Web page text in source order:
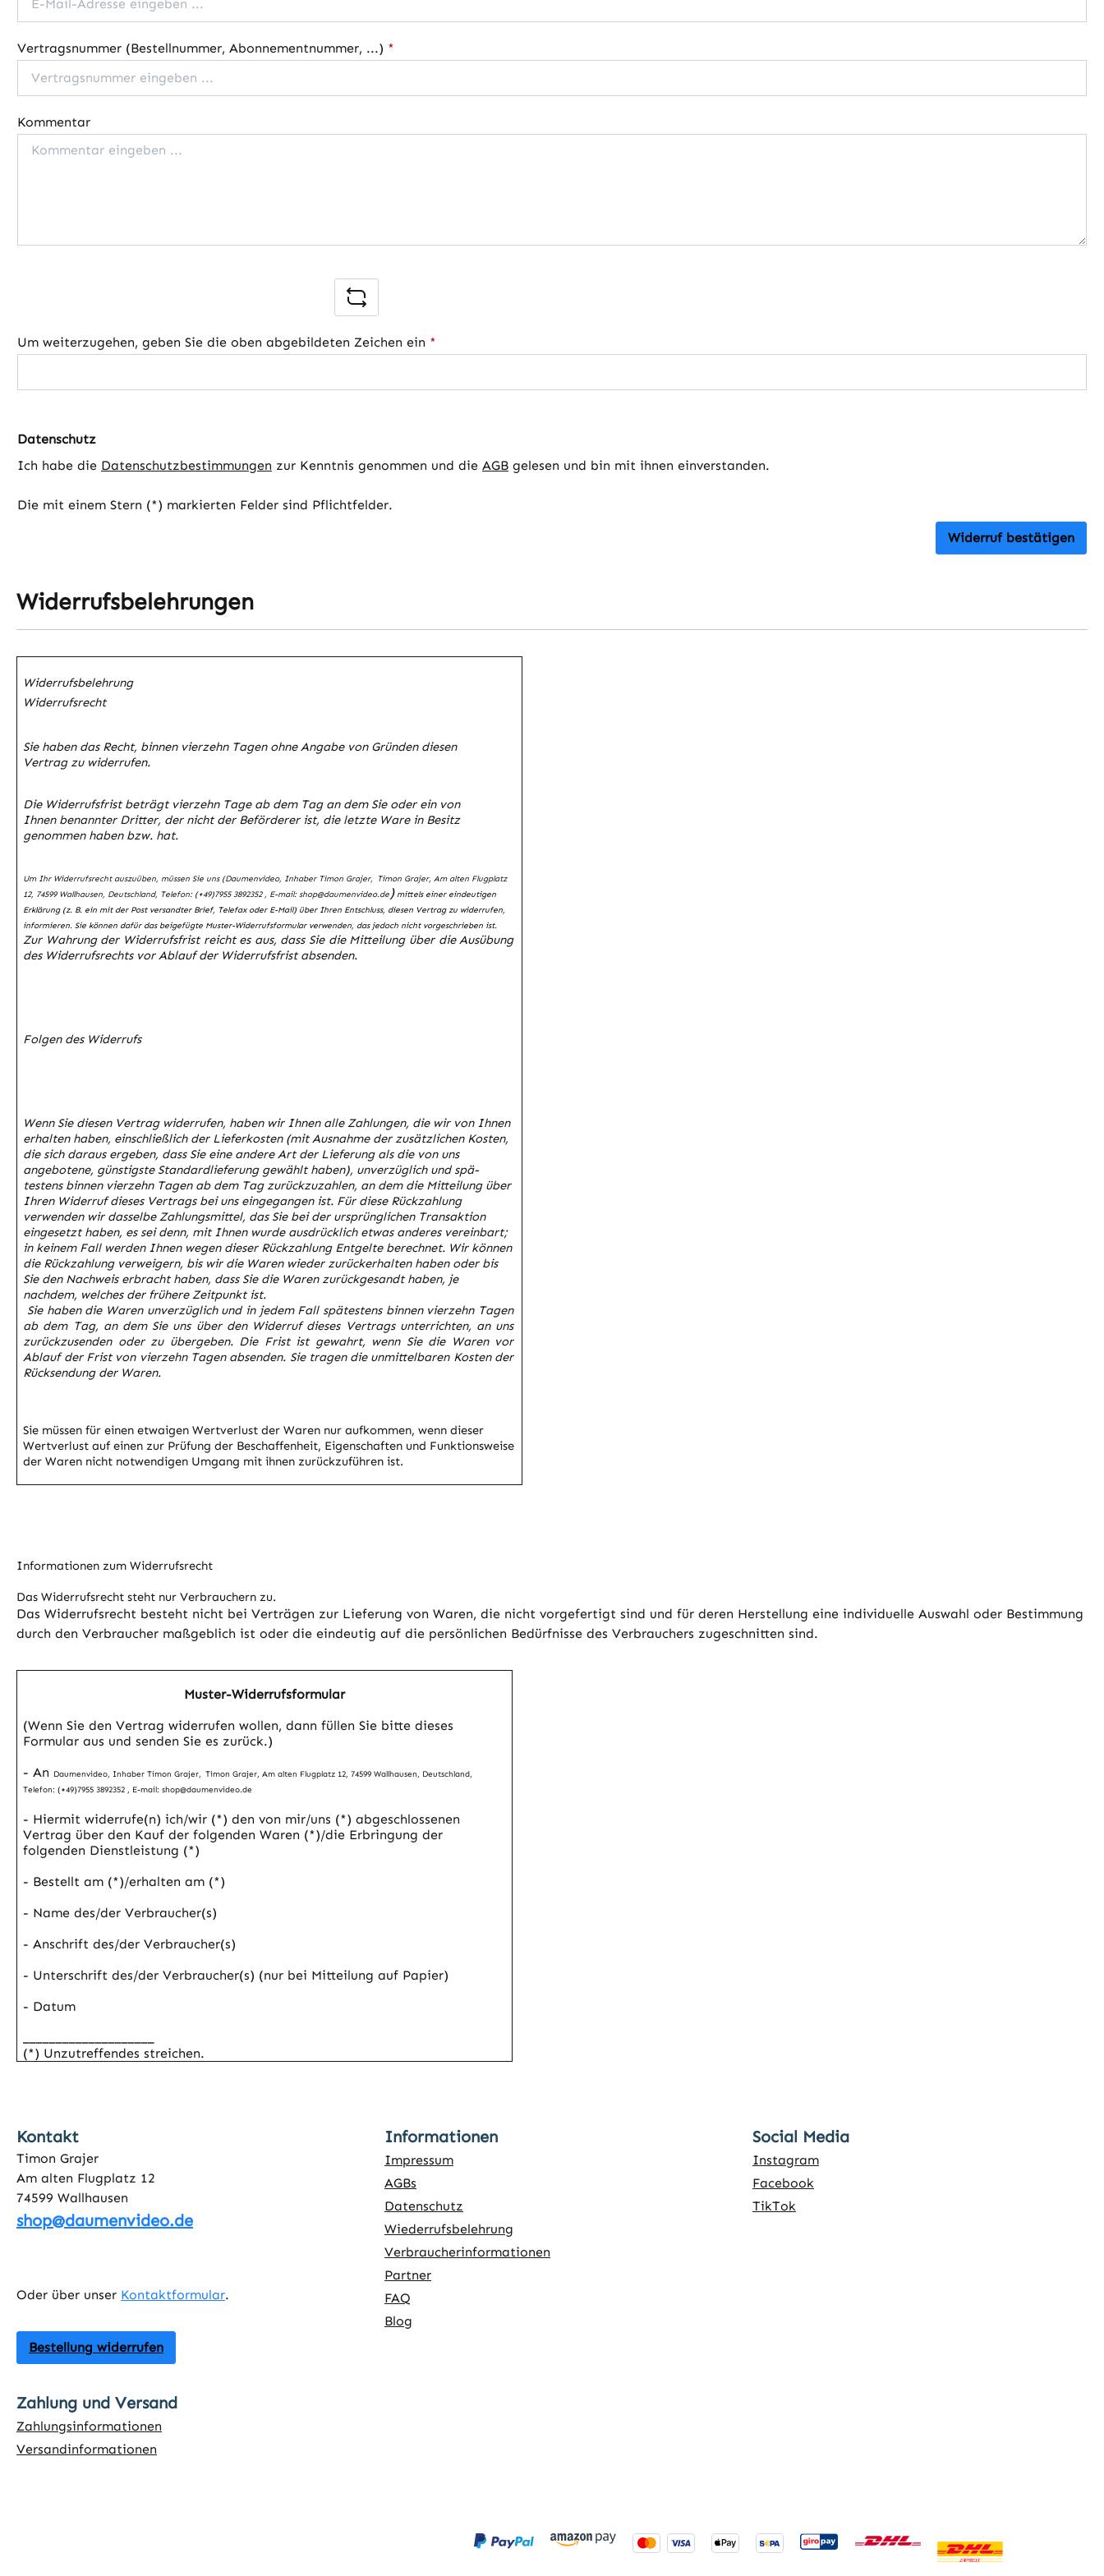
Vertragsnummer (Bestellnummer, Abonnementnummer, ...) *
Kommentar
Um weiterzugehen, geben Sie die oben abgebildeten Zeichen ein *
Datenschutz
Ich habe die Datenschutzbestimmungen zur Kenntnis genommen und die AGB gelesen und bin mit ihnen einverstanden.
Die mit einem Stern (*) markierten Felder sind Pflichtfelder.
Widerruf bestätigen
Widerrufsbelehrungen
Widerrufsbelehrung
Widerrufsrecht
Sie haben das Recht, binnen vierzehn Tagen ohne Angabe von Gründen diesen
Vertrag zu widerrufen.
Die Widerrufsfrist beträgt vierzehn Tage ab dem Tag an dem Sie oder ein von
Ihnen benannter Dritter, der nicht der Beförderer ist, die letzte Ware in Besitz
genommen haben bzw. hat.
Um Ihr Widerrufsrecht auszuüben, müssen Sie uns (Daumenvideo, Inhaber Timon Grajer,
Timon Grajer, Am alten Flugplatz
12, 74599 Wallhausen, Deutschland, Telefon: (+49)7955 3892352 , E-mail: shop@daumenvideo.de ) mittels einer eindeutigen
Erklärung (z. B. ein mit der Post versandter Brief, Telefax oder E-Mail) über Ihren Entschluss, diesen Vertrag zu widerrufen,
informieren. Sie können dafür das beigefügte Muster-Widerrufsformular verwenden, das jedoch nicht vorgeschrieben ist.
Zur Wahrung der Widerrufsfrist reicht es aus, dass Sie die Mitteilung über die Ausübung
des Widerrufsrechts vor Ablauf der Widerrufsfrist absenden.
Folgen des Widerrufs
Wenn Sie diesen Vertrag widerrufen, haben wir Ihnen alle Zahlungen, die wir von Ihnen
erhalten haben, einschließ­lich der Lieferkosten (mit Ausnahme der zusätzlichen Kosten,
die sich daraus ergeben, dass Sie eine andere Art der Lieferung als die von uns
angebotene, günstigste Standardlieferung gewählt haben), unverzüglich und spä­
testens binnen vierzehn Tagen ab dem Tag zurückzuzahlen, an dem die Mitteilung über
Ihren Widerruf dieses Vertrags bei uns eingegangen ist. Für diese Rückzahlung
verwenden wir dasselbe Zahlungsmittel, das Sie bei der ursprünglichen Transaktion
eingesetzt haben, es sei denn, mit Ihnen wurde ausdrücklich etwas anderes ver­einbart;
in keinem Fall werden Ihnen wegen dieser Rückzahlung Entgelte berechnet. Wir können
die Rückzahlung verweigern, bis wir die Waren wieder zurückerhalten haben oder bis
Sie den Nachweis erbracht haben, dass Sie die Waren zurückgesandt haben, je
nachdem, welches der frühere Zeitpunkt ist.
Sie haben die Waren unverzüglich und in jedem Fall spätestens binnen vierzehn Tagen
ab dem Tag, an dem Sie uns über den Widerruf dieses Vertrags unterrichten, an uns
zurückzusenden oder zu übergeben. Die Frist ist gewahrt, wenn Sie die Waren vor
Ablauf der Frist von vierzehn Tagen absenden. Sie tragen die unmittelbaren Kosten der
Rücksendung der Waren.
Sie müssen für einen etwaigen Wertverlust der Waren nur aufkommen, wenn dieser
Wertverlust auf einen zur Prüfung der Beschaffenheit, Eigenschaften und Funktionsweise
der Waren nicht notwendigen Umgang mit ihnen zurückzuführen ist.
Informationen zum Widerrufsrecht
Das Widerrufsrecht steht nur Verbrauchern zu.
Das Widerrufsrecht besteht nicht bei Verträgen zur Lieferung von Waren, die nicht vorgefertigt sind und für deren Herstellung eine individuelle Auswahl oder Bestimmung
durch den Verbraucher maßgeblich ist oder die eindeutig auf die persönlichen Bedürfnisse des Verbrauchers zugeschnitten sind.
Muster-Widerrufsformular
(Wenn Sie den Vertrag widerrufen wollen, dann füllen Sie bitte dieses
Formular aus und senden Sie es zurück.)
- An Daumenvideo, Inhaber Timon Grajer, Timon Grajer, Am alten Flugplatz 12, 74599 Wallhausen, Deutschland,
Telefon: (+49)7955 3892352 , E-mail: shop@daumenvideo.de
- Hiermit widerrufe(n) ich/wir (*) den von mir/uns (*) abgeschlossenen
Vertrag über den Kauf der folgenden Waren (*)/die Erbringung der
folgenden Dienstleistung (*)
- Bestellt am (*)/erhalten am (*)
- Name des/der Verbraucher(s)
- Anschrift des/der Verbraucher(s)
- Unterschrift des/der Verbraucher(s) (nur bei Mitteilung auf Papier)
- Datum
(*) Unzutreffendes streichen.
Kontakt
Timon Grajer
Am alten Flugplatz 12
74599 Wallhausen
shop@daumenvideo.de
Oder über unser Kontaktformular.
Bestellung widerrufen
Informationen
Impressum
AGBs
Datenschutz
Wiederrufsbelehrung
Verbraucherinformationen
Partner
FAQ
Blog
Social Media
Instagram
Facebook
TikTok
Zahlung und Versand
Zahlungsinformationen
Versandinformationen